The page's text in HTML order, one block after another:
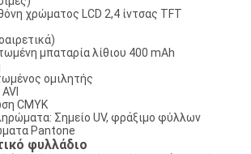
χρώματος LCD 2,4 ίντσας TFT
μπαταρία λίθιου 400 mAh
ομιλητής
CMYK
Σημείο UV, φράξιμο φύλλων
Pantone
φυλλάδιο